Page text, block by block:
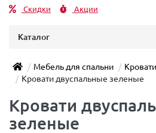
Скидки Акции
Каталог
Мебель для спальни Кровати
Кровати двуспальные зеленые
Кровати
зеленые